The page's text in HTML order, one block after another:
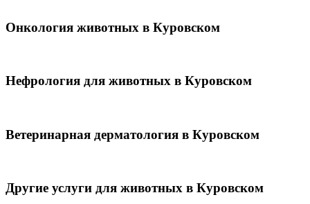
Онкология животных в Куровском
Нефрология для животных в Куровском
Ветеринарная дерматология в Куровском
Другие услуги для животных в Куровском